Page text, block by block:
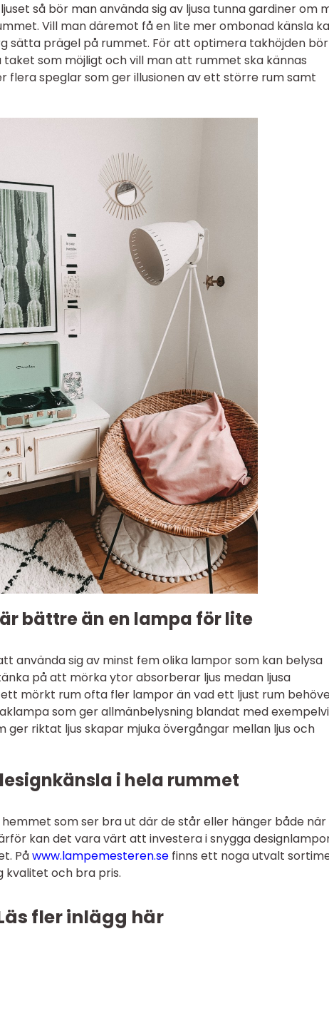
så bör man använda sig av ljusa tunna gardiner om
Vill man däremot få en lite mer ombonad känsla
sätta prägel på rummet. För att optimera takhöjden bör
som möjligt och vill man att rummet ska kännas
flera speglar som ger illusionen av ett större rum samt
bättre än en lampa för lite
använda sig av minst fem olika lampor som kan belysa
på att mörka ytor absorberar ljus medan ljusa
mörkt rum ofta fler lampor än vad ett ljust rum
som ger allmänbelysning blandat med
riktat ljus skapar mjuka övergångar mellan ljus och
i hela rummet
som ser bra ut där de står eller hänger både när
kan det vara värt att investera i snygga
Påwww.lampemesteren.se finns ett noga utvalt
kvalitet och bra pris.
fler inlägg här